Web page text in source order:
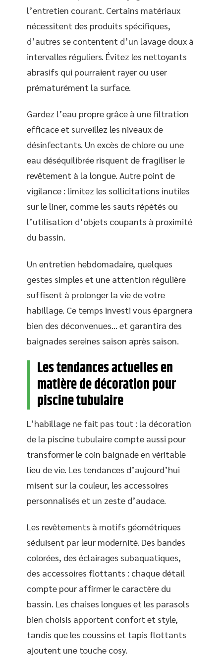
l’entretien courant. Certains matériaux
nécessitent des produits spécifiques,
d’autres se contentent d’un lavage doux à
intervalles réguliers. Évitez les nettoyants
abrasifs qui pourraient rayer ou user
prématurément la surface.
Gardez l’eau propre grâce à une filtration
efficace et surveillez les niveaux de
désinfectants. Un excès de chlore ou une
eau déséquilibrée risquent de fragiliser le
revêtement à la longue. Autre point de
vigilance : limitez les sollicitations inutiles
sur le liner, comme les sauts répétés ou
l’utilisation d’objets coupants à proximité
du bassin.
Un entretien hebdomadaire, quelques
gestes simples et une attention régulière
suffisent à prolonger la vie de votre
habillage. Ce temps investi vous épargnera
bien des déconvenues… et garantira des
baignades sereines saison après saison.
Les tendances actuelles en
matière de décoration pour
piscine tubulaire
L’habillage ne fait pas tout : la décoration
de la piscine tubulaire compte aussi pour
transformer le coin baignade en véritable
lieu de vie. Les tendances d’aujourd’hui
misent sur la couleur, les accessoires
personnalisés et un zeste d’audace.
Les revêtements à motifs géométriques
séduisent par leur modernité. Des bandes
colorées, des éclairages subaquatiques,
des accessoires flottants : chaque détail
compte pour affirmer le caractère du
bassin. Les chaises longues et les parasols
bien choisis apportent confort et style,
tandis que les coussins et tapis flottants
ajoutent une touche cosy.